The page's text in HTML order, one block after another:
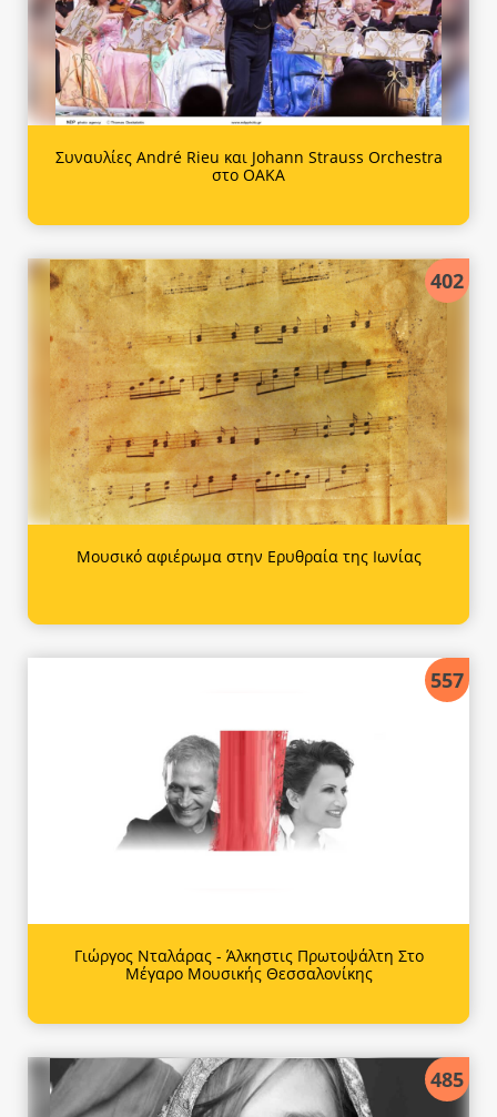
Συναυλίες André Rieu και Johann Strauss Orchestra
στο ΟΑΚΑ
402
Μουσικό αφιέρωμα στην Ερυθραία της Ιωνίας
557
Γιώργος Νταλάρας - Άλκηστις Πρωτοψάλτη Στο
Μέγαρο Μουσικής Θεσσαλονίκης
485